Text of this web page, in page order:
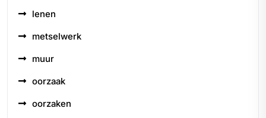
lenen
metselwerk
muur
oorzaak
oorzaken